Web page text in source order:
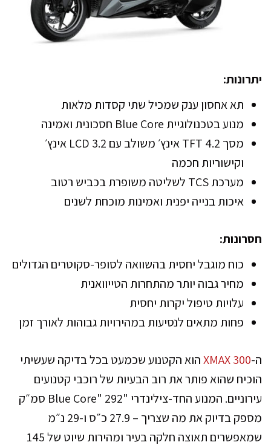
יתרונות:
תא אחסון ענק שמכיל שתי קסדות מלאות
מנוע בטכנולוגיית Blue Core חסכונית ואמינה
מסך TFT 4.2 אינץ׳ משולב עם LCD 3.2 אינץ׳
וקישוריות חכמה
מערכת TCS לשליטה משופרת בכביש רטוב
איכות בנייה יפנית ואמינות מוכחת לשנים
חסרונות:
כוח מוגבל יחסית בהשוואה לסופר-סקוטרים הגדולים
מחיר גבוה יותר מהתחרות הטייוואנית
עלויות טיפול יקרות יחסית
פחות מתאים לנסיעות במהירויות גבוהות לאורך זמן
ה-XMAX 300הוא הקטנוע שכמעט בכל בדיקה שעשיתי
הוכיח שהוא פותר את רוב הבעיות של רוכבי קטנועים
עירוניים. המנוע החד-צילינדרי "Blue Core" 292 סמ״ק
מספק בדיוק את מה שצריך – 27.9 כ״ס ו-29 נ״מ
שמאפשרים תאוצה חלקה בעיר ומהירות שיוט של 145